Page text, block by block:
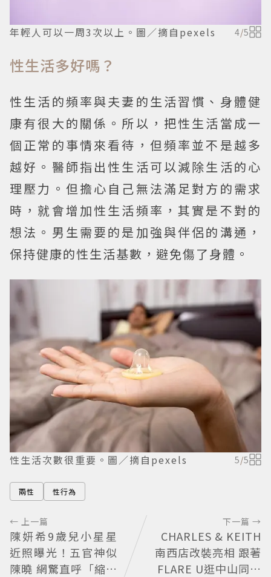
年輕人可以一周3次以上。圖／摘自pexels 4/5
性生活多好嗎？
性生活的頻率與夫妻的生活習慣、身體健
康有很大的關係。所以，把性生活當成一
個正常的事情來看待，但頻率並不是越多
越好。醫師指出性生活可以減除生活的心
理壓力。但擔心自己無法滿足對方的需求
時，就會增加性生活頻率，其實是不對的
想法。男生需要的是加強與伴侶的溝通，
保持健康的性生活基數，避免傷了身體。
性生活次數很重要。圖／摘自pexels 5/5
兩性 性行為
← 上一篇
陳妍希9歲兒小星星
近照曝光！五官神似
陳曉 網驚直呼「縮小
下一篇 →
CHARLES & KEITH
南西店改裝亮相 跟著
FLARE U逛中山同款